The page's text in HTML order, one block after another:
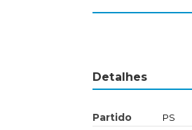
Detalhes
Partido PS